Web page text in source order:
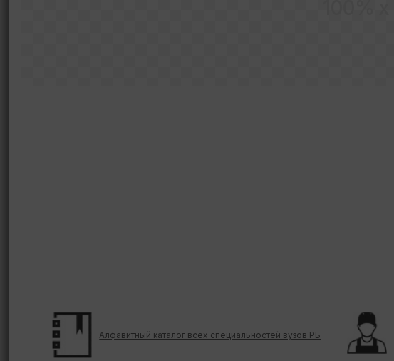
Алфавитный каталог всех специальностей вузов РБ